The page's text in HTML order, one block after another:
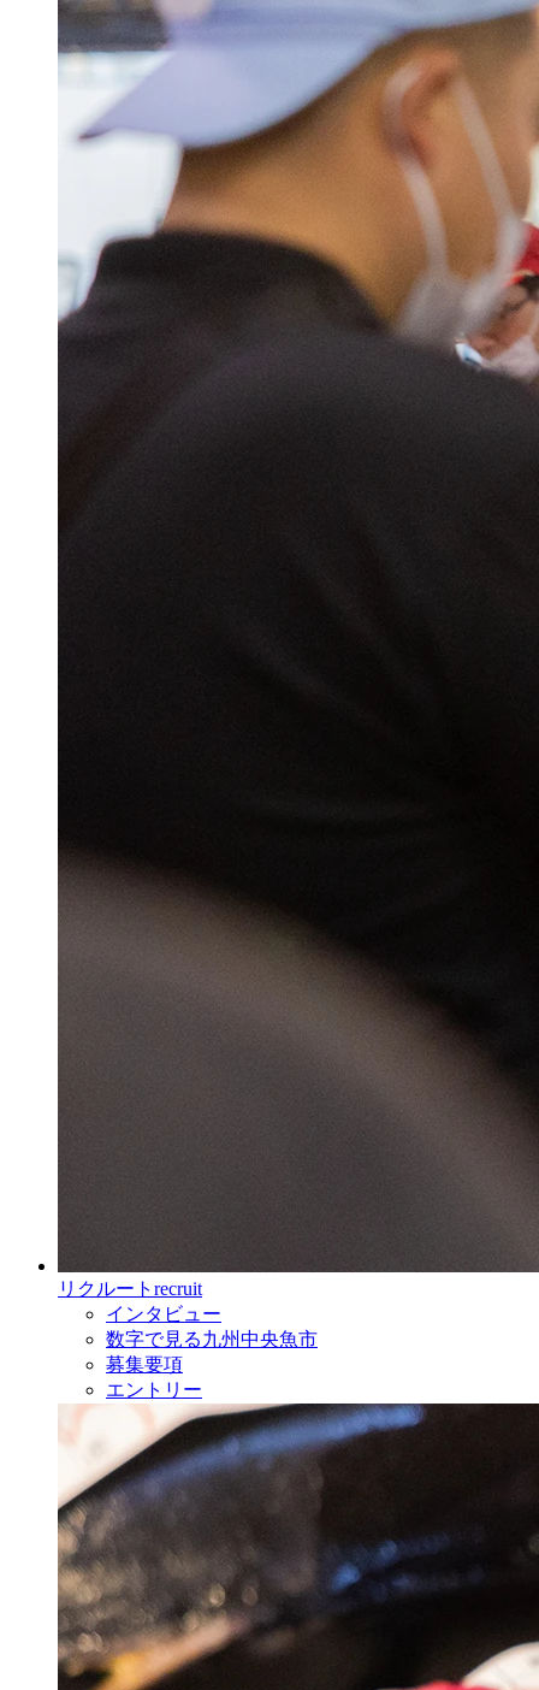
リクルート recruit
インタビュー
数字で見る九州中央魚市
募集要項
エントリー